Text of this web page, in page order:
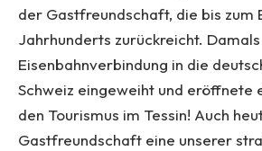
der Gastfreundschaft, die bis zum
Jahrhunderts zurückreicht.
Eisenbahnverbindung in die
Schweiz eingeweiht und eröffnete
den Tourismus im Tessin! Auch
Gastfreundschaft eine unserer